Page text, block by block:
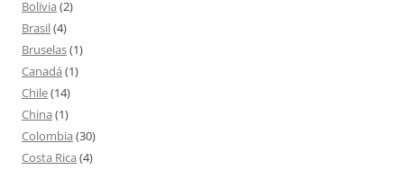
Bolivia (2)
Brasil(4)
Bruselas(1)
Canadá (1)
Chile(14)
China (1)
Colombia (30)
Costa Rica (4)